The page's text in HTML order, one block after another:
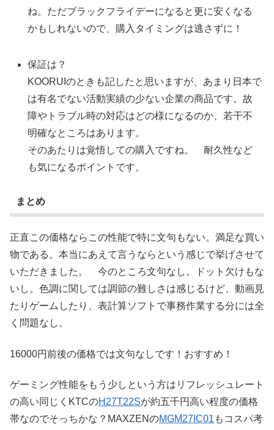
ね。ただブラックフライデーになると更に安くなる
かもしれないので、購入タイミングは逃さずに！
保証は？
KOORUIのときも記したと思いますが、あまり日本で
は有名でない活動実績の少ない企業の商品です。故
障やトラブル時の対応はどの様になるのか、若干不
明確なところはあります。
そのあたりは覚悟しての購入ですね。 耐久性など
も気になるポイントです。
まとめ
正直この価格ならこの性能で特に文句もない。満足な買い
物である。本当にあえて言うならという感じで挙げさせて
いただきました。 今のところ文句なし。ドット欠けもな
いし。色調に関しては調節の難しさは感じるけど、動画見
たりゲームしたり、表計算ソフトで事務作業する分には全
く問題なし。
16000円前後の価格では文句なしです！おすすめ！
ゲーミング性能をもう少しという方はリフレッシュレート
の高い同じくKTCのH27T22Sが約五千円高い程度の価格
帯なのでそっちかな？MAXZENのMGM27IC01 もコスパ考